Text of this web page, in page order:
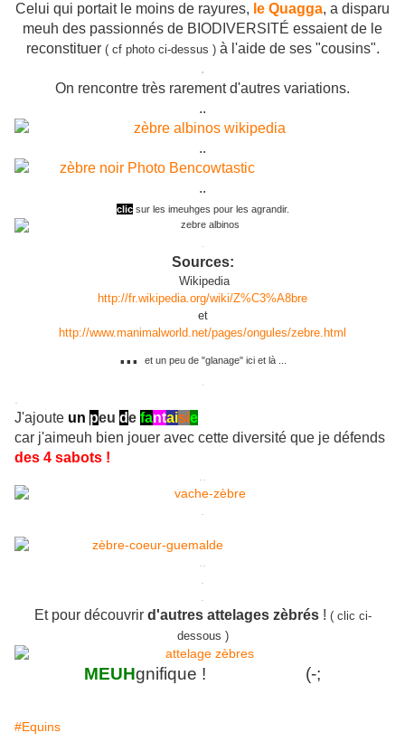
Celui qui portait le moins de rayures, le Quagga, a disparu
meuh des passionnés de BIODIVERSITÉ essaient de le
reconstituer ( cf photo ci-dessus )à l'aide de ses "cousins".
.
On rencontre très rarement d'autres variations.
..
..
..
clicsur les imeuhges pour les agrandir.
Sources:
Wikipedia
http://fr.wikipedia.org/wiki/Z%C3%A8bre
et
http://www.manimalworld.net/pages/ongules/zebre.html
...
et un peu de "glanage" ici et là ...
J'ajoute un peu de fantaisie
car j'aimeuh bien jouer avec cette diversité que je défends
des 4 sabots !
Et pour découvrir d'autres attelages zèbrés! ( clic ci-
dessous )
MEUHgnifique ! (-;
#Equins